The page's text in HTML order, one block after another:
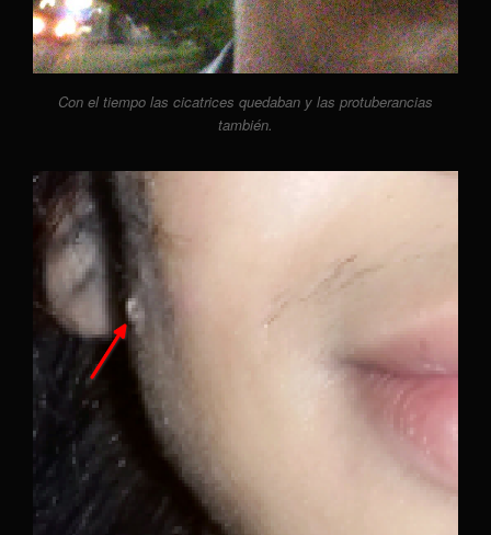
Con el tiempo las cicatrices quedaban y las protuberancias
también.